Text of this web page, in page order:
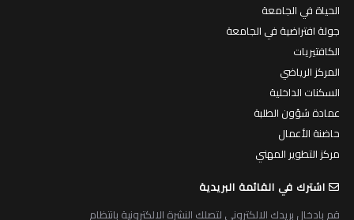
الحياة في الجامعة
جولة افتراضية في الجامعة
الكافتيريات
المركز الرياضي
السكنات الداخلية
عمادة شؤون الطلبة
حاضنة الأعمال
مركز التطوير المهني
اشترك في القائمة البريدية
قم بادخال بريدك الالكتروني لتصلك النشرة الالكترونية بانتظام